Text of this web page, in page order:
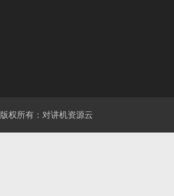
版权所有：对讲机资源云